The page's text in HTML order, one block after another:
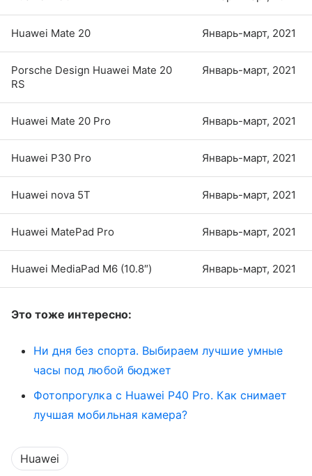
Huawei Mate 20 Январь-март, 2021
Porsche Design Huawei Mate 20
RS
Январь-март, 2021
Huawei Mate 20 Pro Январь-март, 2021
Huawei P30 Pro Январь-март, 2021
Huawei nova 5T Январь-март, 2021
Huawei MatePad Pro Январь-март, 2021
Huawei MediaPad M6 (10.8″) Январь-март, 2021
Это тоже интересно:
Ни дня без спорта. Выбираем лучшие умные
часы под любой бюджет
Фотопрогулка с Huawei P40 Pro. Как снимает
лучшая мобильная камера?
Huawei